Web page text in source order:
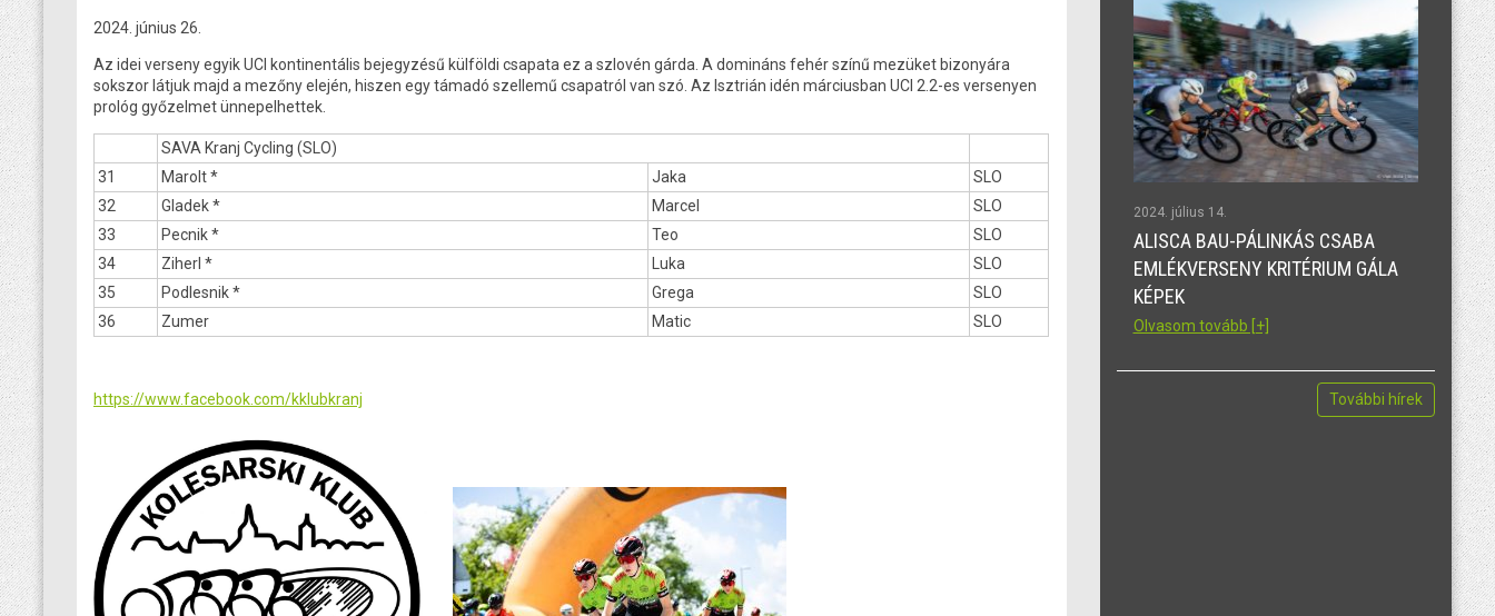
2024. június 26.
Az idei verseny egyik UCI kontinentális bejegyzésű külföldi csapata ez a szlovén gárda. A domináns fehér színű mezüket bizonyára
sokszor látjuk majd a mezőny elején, hiszen egy támadó szellemű csapatról van szó. Az Isztrián idén márciusban UCI 2.2-es versenyen
prológ győzelmet ünnepelhettek.
SAVA Kranj Cycling (SLO)
31
Marolt * Jaka
SLO
32
Gladek * Marcel
SLO
33
Pecnik * Teo
SLO
34
Ziherl * Luka
SLO
35
Podlesnik * Grega
SLO
36
Zumer Matic SLO
https://www.facebook.com/kklubkranj
2024. július 14.
ALISCA BAU-PÁLINKÁS CSABA
EMLÉKVERSENY KRITÉRIUM GÁLA
KÉPEK
Olvasom tovább [+]
További hírek